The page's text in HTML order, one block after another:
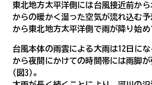
東北地方太平洋側には台風接近前か
からの暖かく湿った空気が流れ込む
から東北地方太平洋側で雨が降り始め
台風本体の雨雲による大雨は12日に
から夜間にかけての時間帯には雨脚
(図3)。